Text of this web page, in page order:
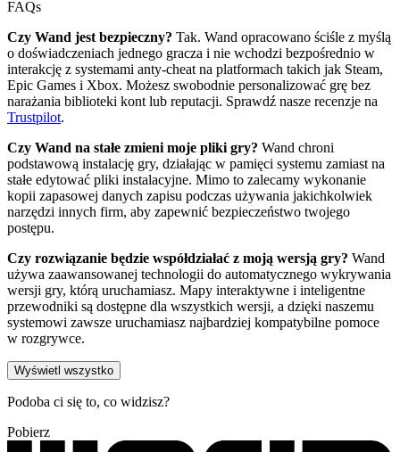
FAQs
Czy Wand jest bezpieczny? Tak. Wand opracowano ściśle z myślą
o doświadczeniach jednego gracza i nie wchodzi bezpośrednio w
interakcję z systemami anty-cheat na platformach takich jak Steam,
Epic Games i Xbox. Możesz swobodnie personalizować grę bez
narażania biblioteki kont lub reputacji. Sprawdź nasze recenzje na
Trustpilot.
Czy Wand na stałe zmieni moje pliki gry? Wand chroni
podstawową instalację gry, działając w pamięci systemu zamiast na
stałe edytować pliki instalacyjne. Mimo to zalecamy wykonanie
kopii zapasowej danych zapisu podczas używania jakichkolwiek
narzędzi innych firm, aby zapewnić bezpieczeństwo twojego
postępu.
Czy rozwiązanie będzie współdziałać z moją wersją gry? Wand
używa zaawansowanej technologii do automatycznego wykrywania
wersji gry, którą uruchamiasz. Mapy interaktywne i inteligentne
przewodniki są dostępne dla wszystkich wersji, a dzięki naszemu
systemowi zawsze uruchamiasz najbardziej kompatybilne pomoce
w rozgrywce.
Wyświetl wszystko
Podoba ci się to, co widzisz?
Pobierz